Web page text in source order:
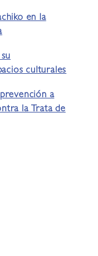
en la
culturales
a
la Trata de